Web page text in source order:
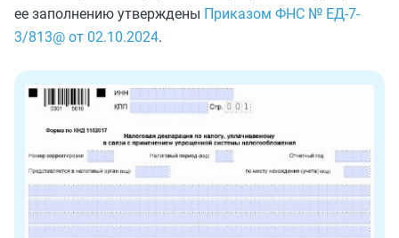
ее заполнению утверждены Приказом ФНС № ЕД-7-
3/813@ от 02.10.2024.